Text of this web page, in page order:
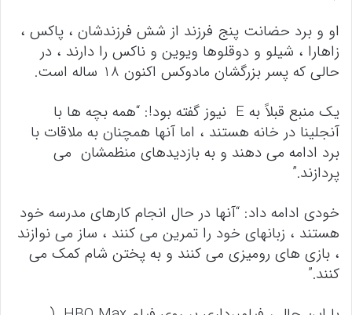
او و برد حضانت پنج فرزند از شش فرزندشان ، پاکس ،
زاهارا ، شیلو و دوقلوها ویوین و ناکس را دارند ، در
حالی که پسر بزرگشان مادوکس اکنون 18 ساله است.
یک منبع قبلاً به E نیوز گفته بود!: “همه بچه ها با
آنجلینا در خانه هستند ، اما آنها همچنان به ملاقات با
برد ادامه می دهند و به بازدیدهای منظمشان می
پردازند.”
خودی ادامه داد: “آنها در حال انجام کارهای مدرسه خود
هستند ، زبانهای خود را تمرین می کنند ، ساز می نوازند
، بازی های رومیزی می کنند و به پختن شام کمک می
کنند.”